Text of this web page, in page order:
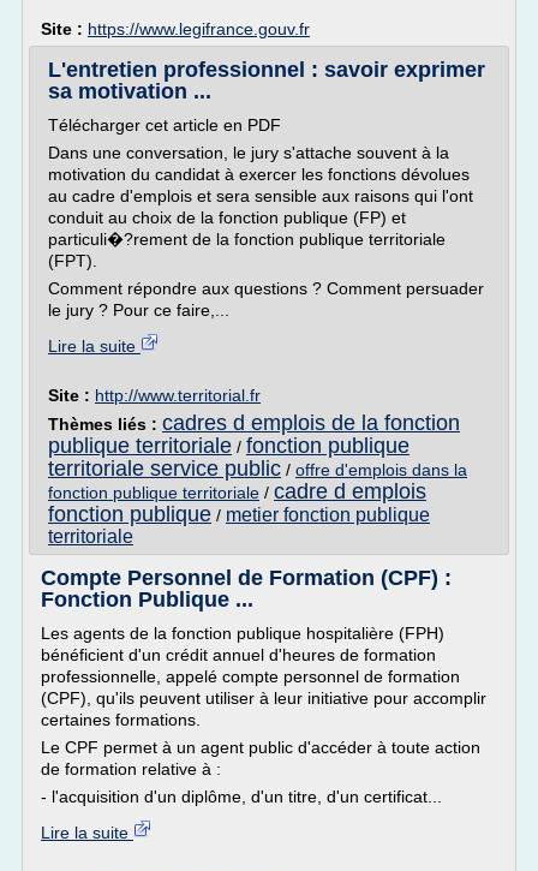
Site : https://www.legifrance.gouv.fr
L'entretien professionnel : savoir exprimer
sa motivation ...
Télécharger cet article en PDF
Dans une conversation, le jury s'attache souvent à la
motivation du candidat à exercer les fonctions dévolues
au cadre d'emplois et sera sensible aux raisons qui l'ont
conduit au choix de la fonction publique (FP) et
particuli�?rement de la fonction publique territoriale
(FPT).
Comment répondre aux questions ? Comment persuader
le jury ? Pour ce faire,...
Lire la suite
Site : http://www.territorial.fr
Thèmes liés : cadres d emplois de la fonction
publique territoriale / fonction publique
territoriale service public / offre d'emplois dans la
fonction publique territoriale / cadre d emplois
fonction publique / metier fonction publique
territoriale
Compte Personnel de Formation (CPF) :
Fonction Publique ...
Les agents de la fonction publique hospitalière (FPH)
bénéficient d'un crédit annuel d'heures de formation
professionnelle, appelé compte personnel de formation
(CPF), qu'ils peuvent utiliser à leur initiative pour accomplir
certaines formations.
Le CPF permet à un agent public d'accéder à toute action
de formation relative à :
- l'acquisition d'un diplôme, d'un titre, d'un certificat...
Lire la suite